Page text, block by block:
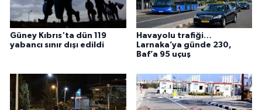
Güney Kıbrıs'ta dün 119
yabancı sınır dışı edildi
Havayolu trafiği…
Larnaka’ya günde 230,
Baf’a 95 uçuş